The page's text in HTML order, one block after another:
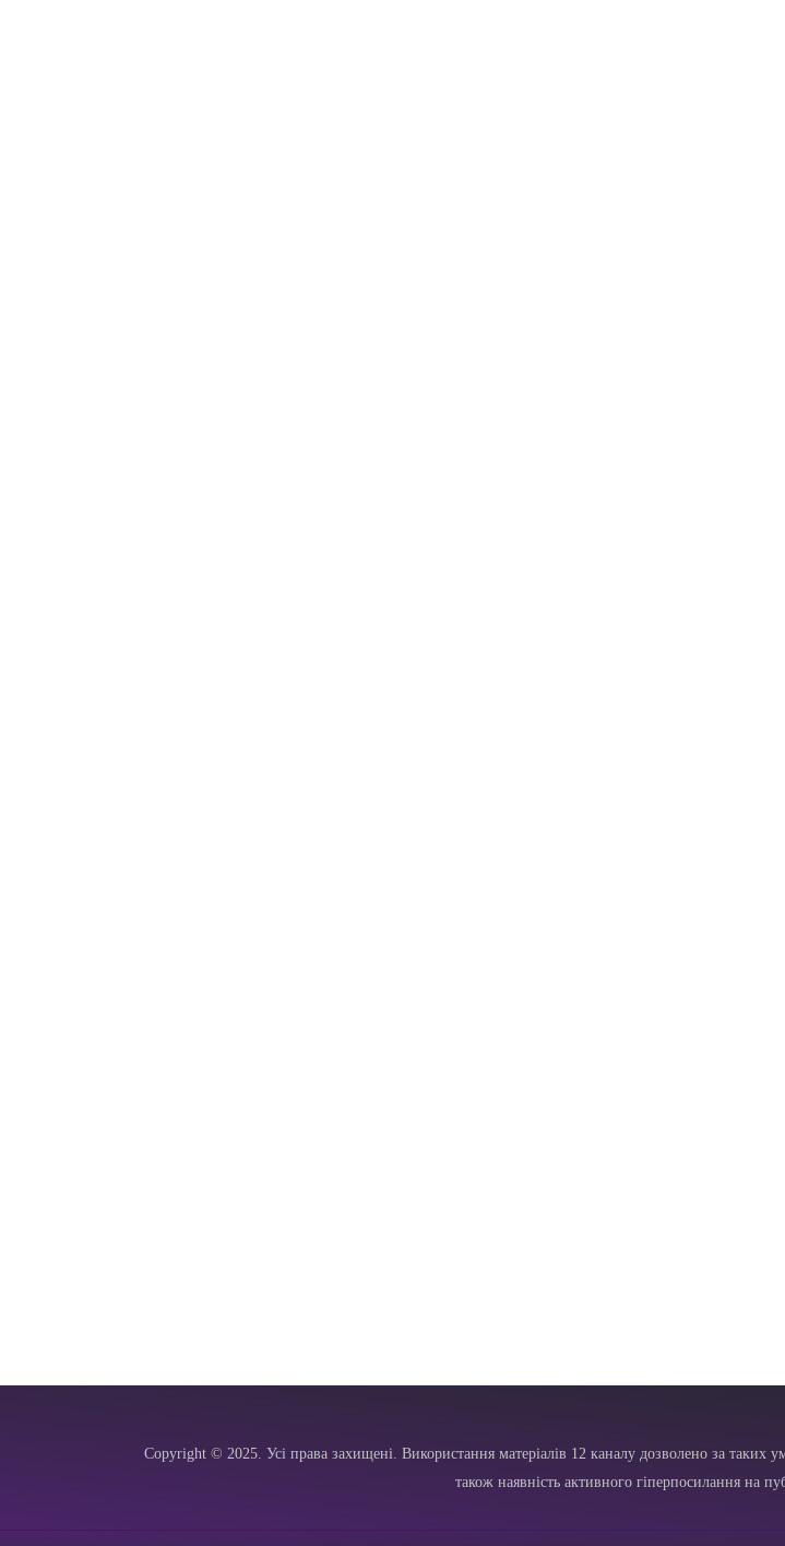
Copyright © 2025. Усі права захищені. Використання матеріалів 12 каналу дозволено за таких
також наявність активного гіперпосилання на